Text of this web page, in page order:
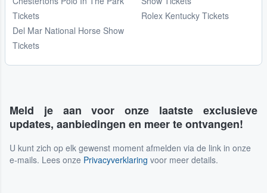
Tickets
Del Mar National Horse Show
Tickets
Rolex Kentucky Tickets
Meld je aan voor onze laatste exclusieve
updates, aanbiedingen en meer te ontvangen!
U kunt zich op elk gewenst moment afmelden via de link in onze
e-mails. Lees onze Privacyverklaring voor meer details.